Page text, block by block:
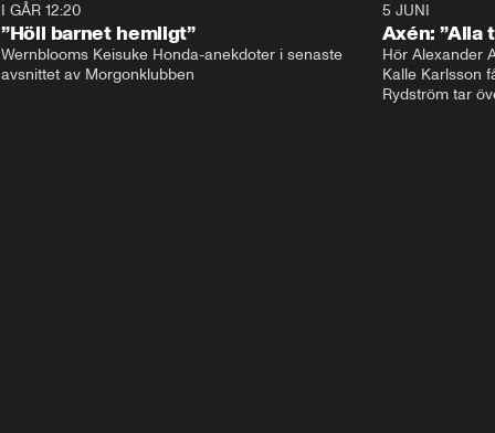
I GÅR 12:20
”Höll barnet hemligt”
Wernblooms Keisuke Honda-anekdoter i senaste
avsnittet av Morgonklubben
5 JUNI
Axén: ”Alla
Hör Alexander
Kalle Karlsson
Rydström tar